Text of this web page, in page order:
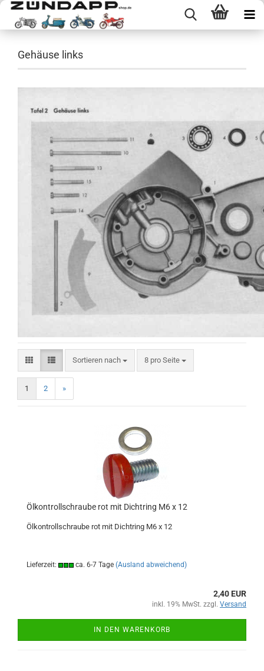
Gehäuse links
Sortieren nach
Sortieren nach 8 pro Seite
pro Seite
1 2 »
Ölkontrollschraube rot mit Dichtring M6 x 12
Ölkontrollschraube rot mit Dichtring M6 x 12
Lieferzeit: ca. 6-7 Tage (Ausland abweichend)
2,40 EUR
inkl. 19% MwSt. zzgl. Versand
IN DEN WARENKORB